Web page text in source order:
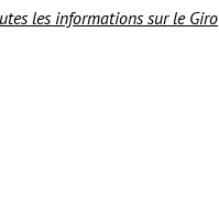
les informations sur le Giro